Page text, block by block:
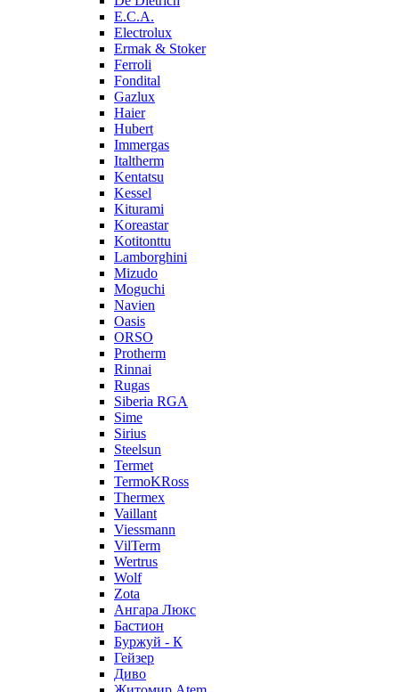
E.C.A.
Electrolux
Ermak & Stoker
Ferroli
Fondital
Gazlux
Haier
Hubert
Immergas
Italtherm
Kentatsu
Kessel
Kiturami
Koreastar
Kotitonttu
Lamborghini
Mizudo
Moguchi
Navien
Oasis
ORSO
Protherm
Rinnai
Rugas
Siberia RGA
Sime
Sirius
Steelsun
Termet
TermoKRoss
Thermex
Vaillant
Viessmann
VilTerm
Wertrus
Wolf
Zota
Ангара Люкс
Бастион
Буржуй - К
Гейзер
Диво